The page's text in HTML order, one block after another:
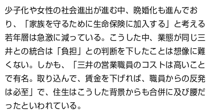
少子化や女性の社会進出が進む中、晩婚化も進んでお
り、「家族を守るために生命保険に加入する」と考える
若年層は急激に減っている。こうした中、業態が同じ三
井との統合は「負担」との判断を下したことは想像に難
くない。しかも、「三井の営業職員のコストは高いこと
で有名。取り込んで、賃金を下げれば、職員からの反発
は必至」で、住生はこうした背景からも合併に及び腰だ
ったといわれている。